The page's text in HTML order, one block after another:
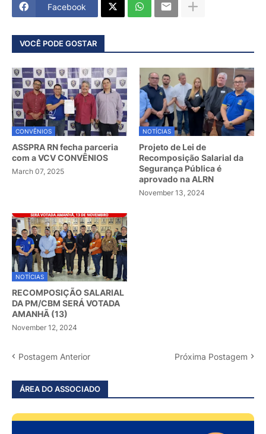
Facebook
VOCÊ PODE GOSTAR
CONVÊNIOS
ASSPRA RN fecha parceria
com a VCV CONVÊNIOS
March 07, 2025
NOTÍCIAS
Projeto de Lei de
Recomposição Salarial da
Segurança Pública é
aprovado na ALRN
November 13, 2024
NOTÍCIAS
RECOMPOSIÇÃO SALARIAL
DA PM/CBM SERÁ VOTADA
AMANHÃ (13)
November 12, 2024
Postagem Anterior Próxima Postagem
ÁREA DO ASSOCIADO